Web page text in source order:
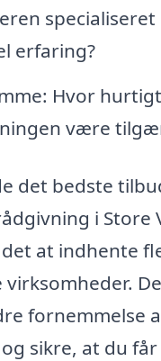
erfaring?
Hvor
være
det bedste
i Store
at indhente
fornemmelse
sikre, at du